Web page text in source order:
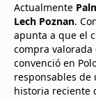
Actualmente
Lech Poznan.
apunta a que el
compra valorada
convenció en
responsables
historia reciente